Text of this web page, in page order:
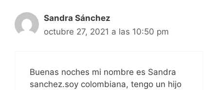
Sandra Sánchez
octubre 27, 2021 a las 10:50 pm
Buenas noches mi nombre es Sandra
sanchez.soy colombiana, tengo un hijo